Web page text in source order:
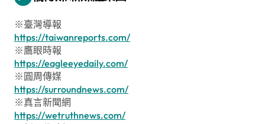
※臺灣導報
https://taiwanreports.com/
※鷹眼時報
https://eagleeyedaily.com/
※圓周傳媒
https://surroundnews.com/
※真言新聞網
https://wetruthnews.com/